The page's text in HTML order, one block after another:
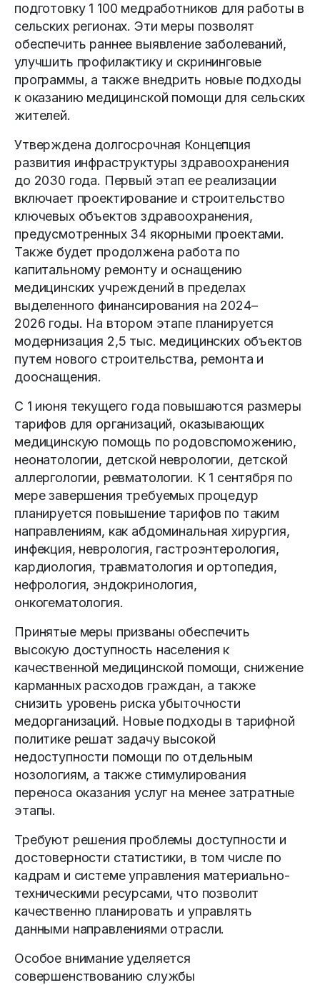
подготовку 1 100 медработников для работы в
сельских регионах. Эти меры позволят
обеспечить раннее выявление заболеваний,
улучшить профилактику и скрининговые
программы, а также внедрить новые подходы
к оказанию медицинской помощи для сельских
жителей.
Утверждена долгосрочная Концепция
развития инфраструктуры здравоохранения
до 2030 года. Первый этап ее реализации
включает проектирование и строительство
ключевых объектов здравоохранения,
предусмотренных 34 якорными проектами.
Также будет продолжена работа по
капитальному ремонту и оснащению
медицинских учреждений в пределах
выделенного финансирования на 2024–
2026 годы. На втором этапе планируется
модернизация 2,5 тыс. медицинских объектов
путем нового строительства, ремонта и
дооснащения.
С 1 июня текущего года повышаются размеры
тарифов для организаций, оказывающих
медицинскую помощь по родовспоможению,
неонатологии, детской неврологии, детской
аллергологии, ревматологии. К 1 сентября по
мере завершения требуемых процедур
планируется повышение тарифов по таким
направлениям, как абдоминальная хирургия,
инфекция, неврология, гастроэнтерология,
кардиология, травматология и ортопедия,
нефрология, эндокринология,
онкогематология.
Принятые меры призваны обеспечить
высокую доступность населения к
качественной медицинской помощи, снижение
карманных расходов граж­дан, а также
снизить уровень риска убыточности
медорганизаций. Новые подходы в тарифной
политике решат задачу высокой
недоступности помощи по отдельным
нозологиям, а также стимулирования
переноса оказания услуг на менее затратные
этапы.
Требуют решения проблемы доступности и
достоверности статистики, в том числе по
кадрам и системе управления материально-
техническими ресурсами, что позволит
качественно планировать и управлять
данными направлениями отрасли.
Особое внимание уделяется
совершенствованию службы